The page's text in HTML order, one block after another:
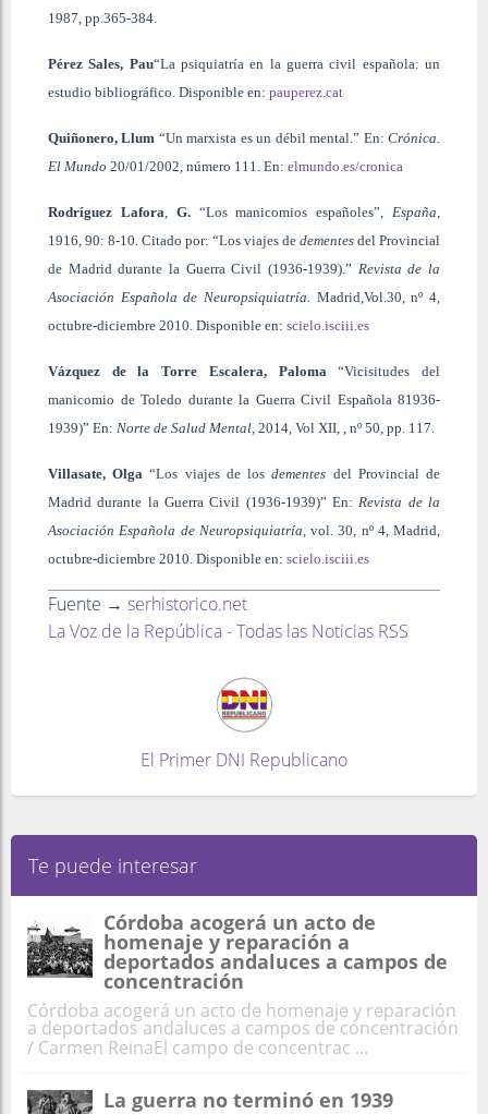
1987, pp.365-384.
Pérez Sales, Pau“La psiquiatría en la guerra civil española: un
estudio bibliográfico. Disponible en: pauperez.cat
Quiñonero, Llum “Un marxista es un débil mental.” En:Crónica.
El Mundo 20/01/2002, número 111. En: elmundo.es/cronica
Rodríguez Lafora, G. “Los manicomios españoles”,España,
1916, 90: 8-10. Citado por: “Los viajes de dementes del Provincial
de Madrid durante la Guerra Civil (1936-1939).” Revista de la
Asociación Española de Neuropsiquiatría. Madrid,Vol.30, nº 4,
octubre-diciembre 2010. Disponible en: scielo.isciii.es
Vázquez de la Torre Escalera, Paloma“Vicisitudes del
manicomio de Toledo durante la Guerra Civil Española 81936-
1939)” En: Norte de Salud Mental, 2014, Vol XII, , nº 50, pp. 117.
Villasate, Olga“Los viajes de losdementes del Provincial de
Madrid durante la Guerra Civil (1936-1939)” En:Revista de la
Asociación Española de Neuropsiquiatría, vol. 30, nº 4, Madrid,
octubre-diciembre 2010. Disponible en: scielo.isciii.es
Fuente → serhistorico.net
La Voz de la República - Todas las Noticias RSS
El Primer DNI Republicano
Te puede interesar
Córdoba acogerá un acto de
homenaje y reparación a
deportados andaluces a campos de
concentración
Córdoba acogerá un acto de homenaje y reparación
a deportados andaluces a campos de concentración
/ Carmen ReinaEl campo de concentrac ...
La guerra no terminó en 1939